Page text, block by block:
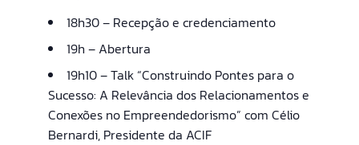
18h30 – Recepção e credenciamento
19h – Abertura
19h10 – Talk “Construindo Pontes para o
Sucesso: A Relevância dos Relacionamentos e
Conexões no Empreendedorismo” com Célio
Bernardi, Presidente da ACIF